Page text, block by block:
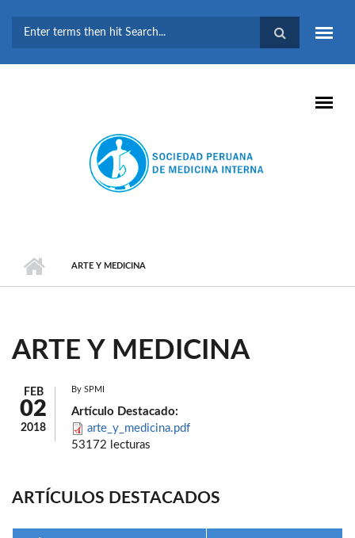
BÚSQUEDA
ARTE Y MEDICINA
ARTE Y MEDICINA
FEB
02
2018
By SPMI
Artículo Destacado:
arte_y_medicina.pdf
53172 lecturas
ARTÍCULOS DESTACADOS